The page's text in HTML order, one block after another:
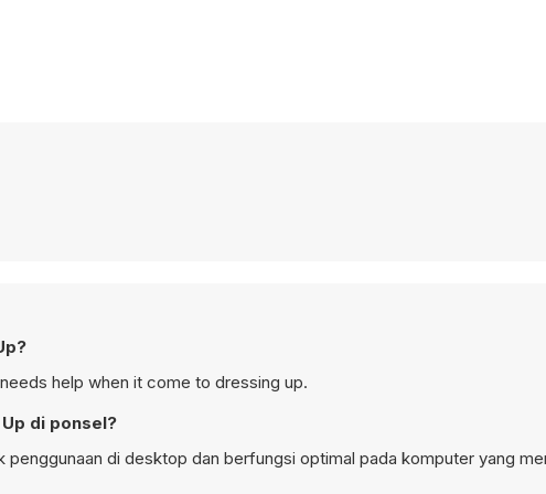
help when it come to dressing up.
di ponsel?
di desktop dan berfungsi optimal pada komputer yang